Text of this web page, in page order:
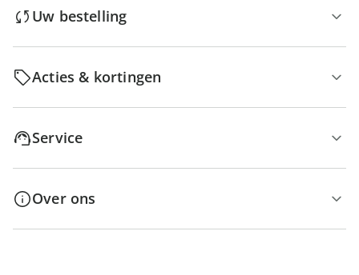
Uw bestelling
Acties & kortingen
Service
Over ons